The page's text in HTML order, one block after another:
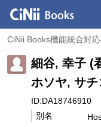
CiNii Books機能統合対
細谷, 幸子 (
ホソヤ, サチ
ID:DA18746910
別名